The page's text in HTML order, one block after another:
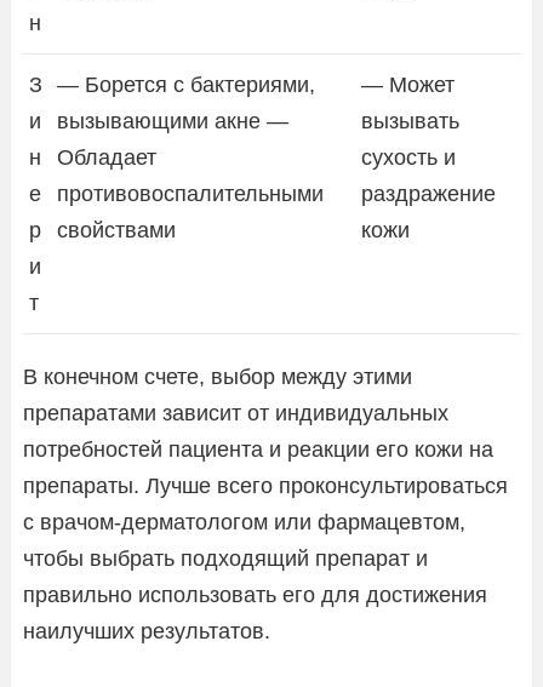
н
З
и
н
е
р
и
т
— Борется с бактериями,
вызывающими акне —
Обладает
противовоспалительными
свойствами
— Может
вызывать
сухость и
раздражение
кожи
В конечном счете, выбор между этими
препаратами зависит от индивидуальных
потребностей пациента и реакции его кожи на
препараты. Лучше всего проконсультироваться
с врачом-дерматологом или фармацевтом,
чтобы выбрать подходящий препарат и
правильно использовать его для достижения
наилучших результатов.